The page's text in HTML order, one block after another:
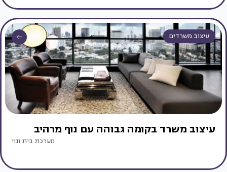
עיצוב משרדים
עיצוב משרד בקומה גבוהה עם נוף מרהיב
מערכת בית ונוי